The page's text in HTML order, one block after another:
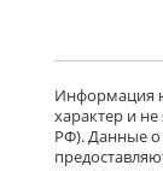
Информация
характер и
РФ). Данные о